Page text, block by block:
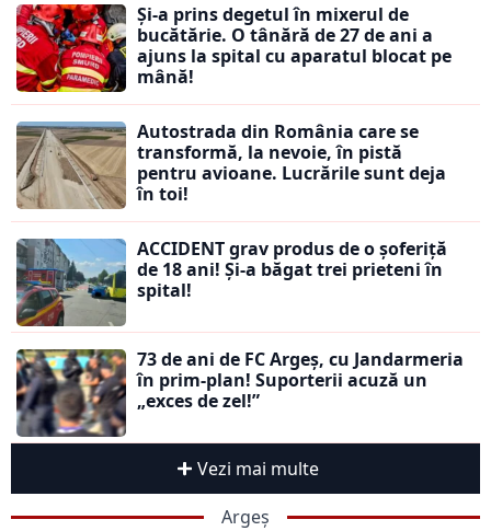
Și-a prins degetul în mixerul de
bucătărie. O tânără de 27 de ani a
ajuns la spital cu aparatul blocat pe
mână!
Autostrada din România care se
transformă, la nevoie, în pistă
pentru avioane. Lucrările sunt deja
în toi!
ACCIDENT grav produs de o șoferiță
de 18 ani! Și-a băgat trei prieteni în
spital!
73 de ani de FC Argeș, cu Jandarmeria
în prim-plan! Suporterii acuză un
„exces de zel!”
Vezi mai multe
Argeș